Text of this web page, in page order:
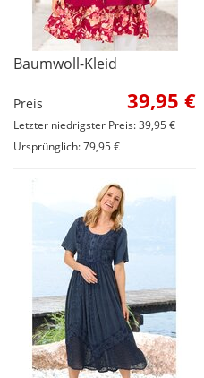
Baumwoll-Kleid
Preis 39,95 €
Letzter niedrigster Preis: 39,95 €
Ursprünglich: 79,95 €